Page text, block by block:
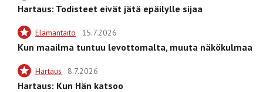
Hartaus: Todisteet eivät jätä epäilylle sijaa
Elämäntaito 15.7.2026
Kun maailma tuntuu levottomalta, muuta näkökulmaa
Hartaus 8.7.2026
Hartaus: Kun Hän katsoo